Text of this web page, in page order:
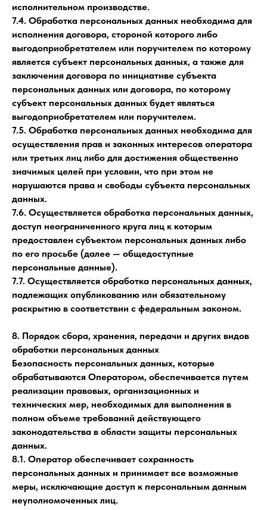
исполнительном производстве.
7.4. Обработка персональных данных необходима для
исполнения договора, стороной которого либо
выгодоприобретателем или поручителем по которому
является субъект персональных данных, а также для
заключения договора по инициативе субъекта
персональных данных или договора, по которому
субъект персональных данных будет являться
выгодоприобретателем или поручителем.
7.5. Обработка персональных данных необходима для
осуществления прав и законных интересов оператора
или третьих лиц либо для достижения общественно
значимых целей при условии, что при этом не
нарушаются права и свободы субъекта персональных
данных.
7.6. Осуществляется обработка персональных данных,
доступ неограниченного круга лиц к которым
предоставлен субъектом персональных данных либо
по его просьбе (далее — общедоступные
персональные данные).
7.7. Осуществляется обработка персональных данных,
подлежащих опубликованию или обязательному
раскрытию в соответствии с федеральным законом.
8. Порядок сбора, хранения, передачи и других видов
обработки персональных данных
Безопасность персональных данных, которые
обрабатываются Оператором, обеспечивается путем
реализации правовых, организационных и
технических мер, необходимых для выполнения в
полном объеме требований действующего
законодательства в области защиты персональных
данных.
8.1. Оператор обеспечивает сохранность
персональных данных и принимает все возможные
меры, исключающие доступ к персональным данным
неуполномоченных лиц.